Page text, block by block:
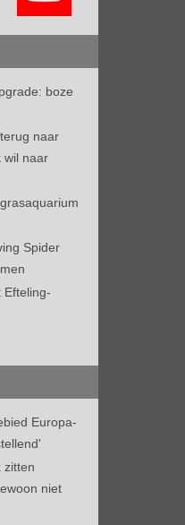
boze
naar
wil naar
Spider
Efteling-
Europa-
zitten
niet